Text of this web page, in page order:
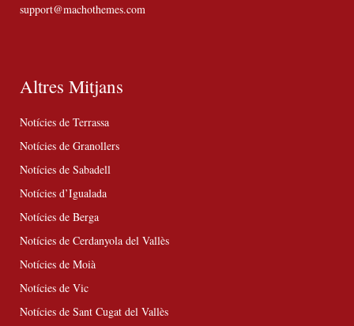
support@machothemes.com
Altres Mitjans
Notícies de Terrassa
Notícies de Granollers
Notícies de Sabadell
Notícies d’Igualada
Notícies de Berga
Notícies de Cerdanyola del Vallès
Notícies de Moià
Notícies de Vic
Notícies de Sant Cugat del Vallès